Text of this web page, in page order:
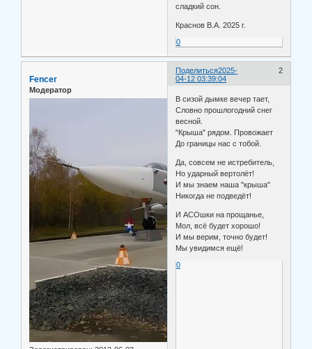
сладкий сон.
Краснов В.А. 2025 г.
0
Поделиться 2
2025-
04-12 03:39:04
Fencer
Модератор
В сизой дымке вечер тает,
Словно прошлогодний снег
весной.
"Крыша" рядом. Провожает
До границы нас с тобой.
Да, совсем не истребитель,
Но ударный вертолёт!
И мы знаем наша "крыша"
Никогда не подведёт!
И АСОшки на прощанье,
Мол, всё будет хорошо!
И мы верим, точно будет!
Мы увидимся ещё!
0